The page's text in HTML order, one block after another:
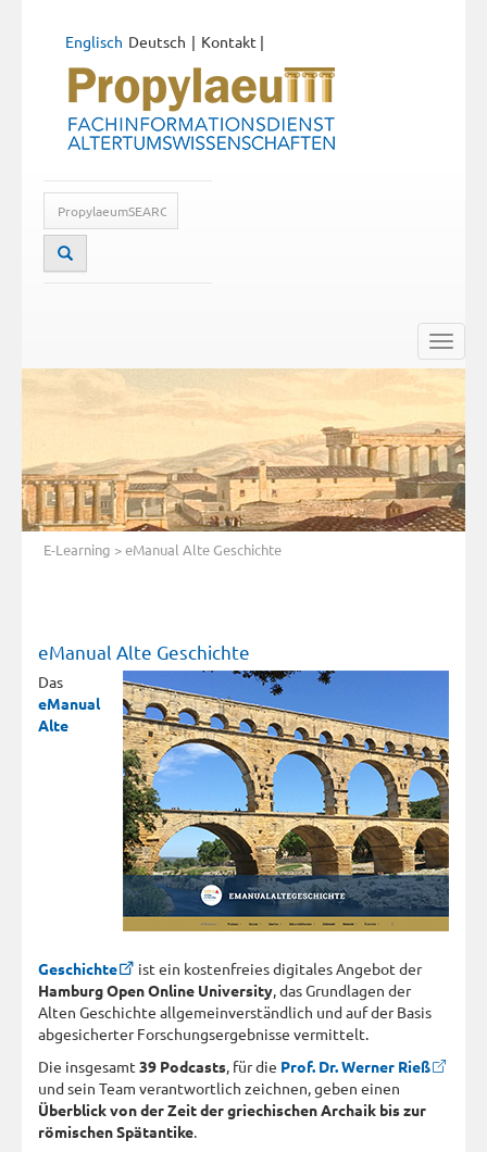
Deutsch
Englisch Kontakt |
Toggle
E-Learning > eManual Alte Geschichte
eManual Alte Geschichte
Das
eManual
Alte
Geschichte
ist ein kostenfreies digitales Angebot der
Hamburg Open Online University, das Grundlagen der
Alten Geschichte allgemeinverständlich und auf der Basis
abgesicherter Forschungsergebnisse vermittelt.
Die insgesamt 39 Podcasts, für die Prof. Dr. Werner Rieß
und sein Team verantwortlich zeichnen, geben einen
Überblick von der Zeit der griechischen Archaik bis zur
römischen Spätantike.